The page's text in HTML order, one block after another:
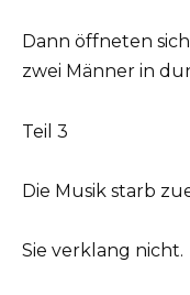
Dann öffneten
zwei Männer in
Teil 3
Die Musik starb
Sie verklang nicht.